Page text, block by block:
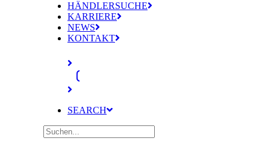
HÄNDLERSUCHE
KARRIERE
NEWS
KONTAKT
SEARCH